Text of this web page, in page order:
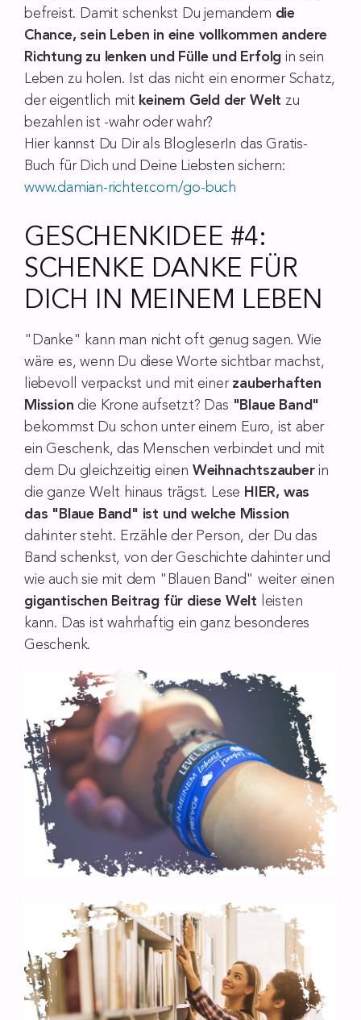
befreist. Damit schenkst Du jemandem die
Chance, sein Leben in eine vollkommen andere
Richtung zu lenken und Fülle und Erfolg in sein
Leben zu holen. Ist das nicht ein enormer Schatz,
der eigentlich mit keinem Geld der Welt zu
bezahlen ist -wahr oder wahr?
Hier kannst Du Dir als BlogleserIn das Gratis-
Buch für Dich und Deine Liebsten sichern:
www.damian-richter.com/go-buch
GESCHENKIDEE #4:
SCHENKE DANKE FÜR
DICH IN MEINEM LEBEN
"Danke" kann man nicht oft genug sagen. Wie
wäre es, wenn Du diese Worte sichtbar machst,
liebevoll verpackst und mit einer zauberhaften
Mission die Krone aufsetzt? Das "Blaue Band"
bekommst Du schon unter einem Euro, ist aber
ein Geschenk, das Menschen verbindet und mit
dem Du gleichzeitig einen Weihnachtszauberin
die ganze Welt hinaus trägst. Lese HIER, was
das "Blaue Band" ist und welche Mission
dahinter steht. Erzähle der Person, der Du das
Band schenkst, von der Geschichte dahinter und
wie auch sie mit dem "Blauen Band" weiter einen
gigantischen Beitrag für diese Welt leisten
kann. Das ist wahrhaftig ein ganz besonderes
Geschenk.